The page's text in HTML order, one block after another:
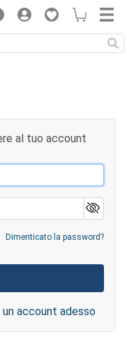
al tuo account
Dimenticato la password?
account adesso